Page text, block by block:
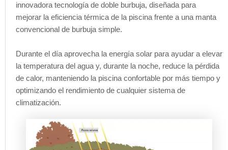
innovadora tecnología de doble burbuja, diseñada para
mejorar la eficiencia térmica de la piscina frente a una manta
convencional de burbuja simple.
Durante el día aprovecha la energía solar para ayudar a elevar
la temperatura del agua y, durante la noche, reduce la pérdida
de calor, manteniendo la piscina confortable por más tiempo y
optimizando el rendimiento de cualquier sistema de
climatización.